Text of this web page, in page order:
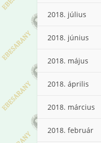
2018. július
2018. június
2018. május
2018. április
2018. március
2018. február